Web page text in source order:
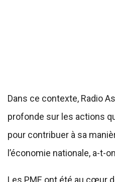
Dans ce contexte, Radio
profonde sur les actions
pour contribuer à sa
l’économie nationale, a-t-
Les PME ont été au cœur